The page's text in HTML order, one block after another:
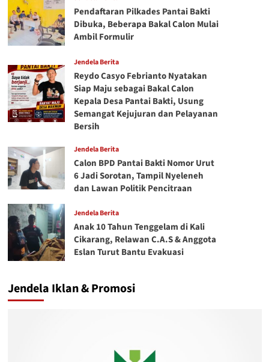
Pendaftaran Pilkades Pantai Bakti
Dibuka, Beberapa Bakal Calon Mulai
Ambil Formulir
Jendela Berita
Reydo Casyo Febrianto Nyatakan
Siap Maju sebagai Bakal Calon
Kepala Desa Pantai Bakti, Usung
Semangat Kejujuran dan Pelayanan
Bersih
Jendela Berita
Calon BPD Pantai Bakti Nomor Urut
6 Jadi Sorotan, Tampil Nyeleneh
dan Lawan Politik Pencitraan
Jendela Berita
Anak 10 Tahun Tenggelam di Kali
Cikarang, Relawan C.A.S & Anggota
Eslan Turut Bantu Evakuasi
Jendela Iklan & Promosi